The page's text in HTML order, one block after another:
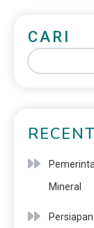
CARI
Mineral